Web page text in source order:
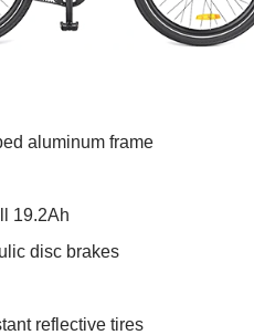
aluminum frame
19.2Ah
disc brakes
reflective tires